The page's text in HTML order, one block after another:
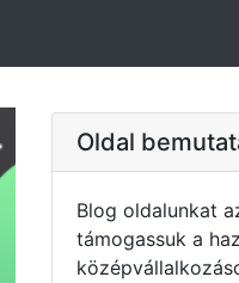
Oldal
Blog oldalunkat
támogassuk a